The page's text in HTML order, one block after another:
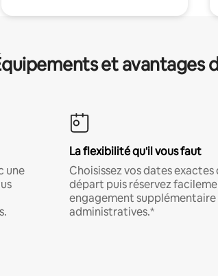
et avantages
une
La flexibilité qu'il vous faut
Choisissez vos dates
départ puis réservez
engagement
administratives.*